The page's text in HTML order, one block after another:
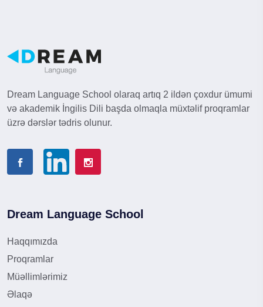
Dream Language School olaraq artıq 2 ildən çoxdur ümumi
və akademik İngilis Dili başda olmaqla müxtəlif proqramlar
üzrə dərslər tədris olunur.
Dream Language School
Haqqımızda
Proqramlar
Müəllimlərimiz
Əlaqə